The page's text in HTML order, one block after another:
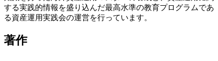
する実践的情報を盛り込んだ最高水準の教育プログラムであ
る資産運用実践会の運営を行っています。
著作